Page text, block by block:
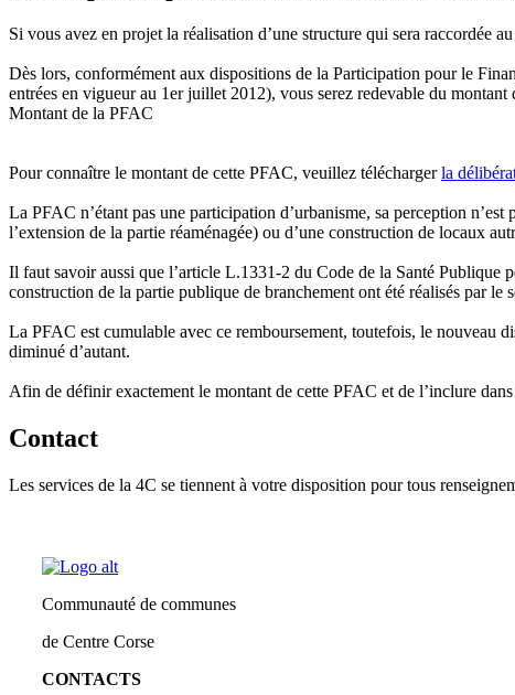
Si vous avez en projet la réalisation d’une structure qui sera raccordée
Dès lors, conformément aux dispositions de la Participation pour le
entrées en vigueur au 1er juillet 2012), vous serez redevable du montant
Montant de la PFAC
Pour connaître le montant de cette PFAC, veuillez téléchargerla
La PFAC n’étant pas une participation d’urbanisme, sa perception
l’extension de la partie réaménagée) ou d’une construction de locaux
Il faut savoir aussi que l’article L.1331-2 du Code de la Santé Publique
construction de la partie publique de branchement ont été réalisés par le
La PFAC est cumulable avec ce remboursement, toutefois, le nouveau
diminué d’autant.
Afin de définir exactement le montant de cette PFAC et de l’inclure
Contact
Les services de la 4C se tiennent à votre disposition pour tous
Communauté de communes
de Centre Corse
CONTACTS